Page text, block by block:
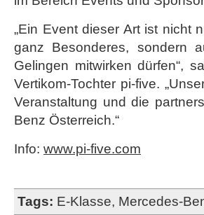
„Ein Event dieser Art ist nicht
ganz Besonderes, sondern
Gelingen mitwirken dürfen“,
Vertikom-Tochter pi-five.
Veranstaltung und die
Benz Österreich.“
Info: www.pi-five.com
Tags: E-Klasse, Mercedes-